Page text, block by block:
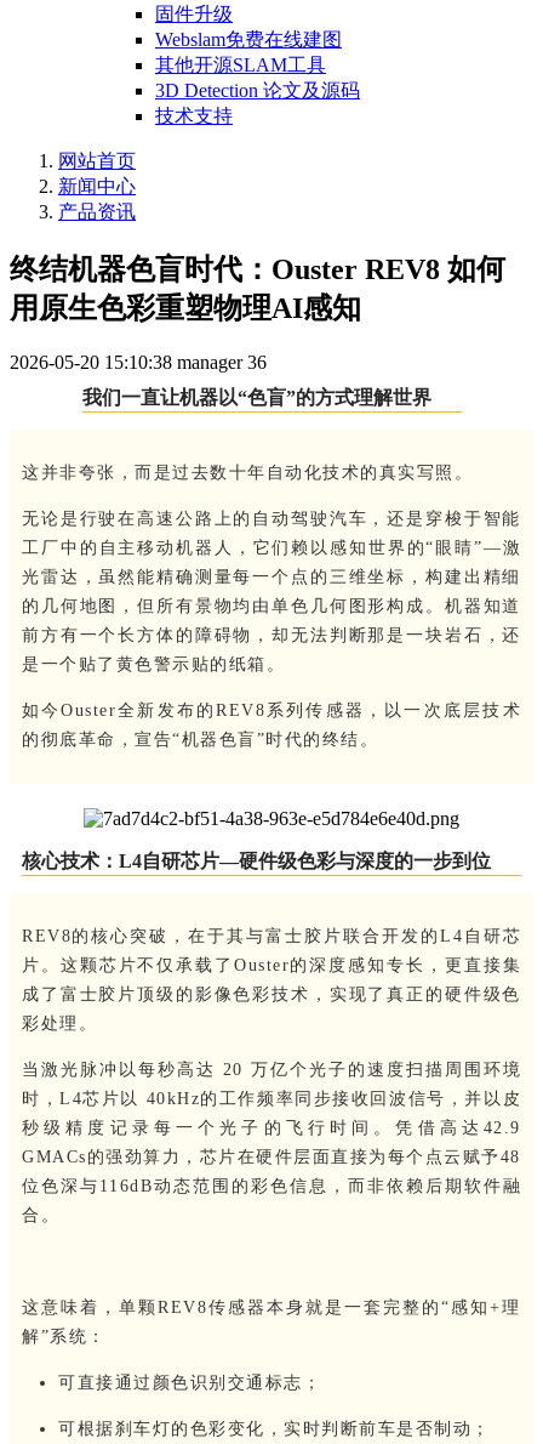
固件升级
Webslam免费在线建图
其他开源SLAM工具
3D Detection 论文及源码
技术支持
网站首页
新闻中心
产品资讯
终结机器色盲时代：Ouster REV8 如何
用原生色彩重塑物理AI感知
2026-05-20 15:10:38 manager 36
我们一直让机器以“色盲”的方式理解世界
这并非夸张，而是过去数十年自动化技术的真实写照。
无论是行驶在高速公路上的自动驾驶汽车，还是穿梭于智能
工厂中的自主移动机器人，它们赖以感知世界的“眼睛”—激
光雷达，虽然能精确测量每一个点的三维坐标，构建出精细
的几何地图，但所有景物均由单色几何图形构成。机器知道
前方有一个长方体的障碍物，却无法判断那是一块岩石，还
是一个贴了黄色警示贴的纸箱。
如今Ouster全新发布的REV8系列传感器，以一次底层技术
的彻底革命，宣告“机器色盲”时代的终结。
核心技术：L4自研芯片—硬件级色彩与深度的一步到位
REV8的核心突破，在于其与富士胶片联合开发的L4自研芯
片。这颗芯片不仅承载了Ouster的深度感知专长，更直接集
成了富士胶片顶级的影像色彩技术，实现了真正的硬件级色
彩处理。
当激光脉冲以每秒高达 20 万亿个光子的速度扫描周围环境
时，L4芯片以 40kHz的工作频率同步接收回波信号，并以皮
秒级精度记录每一个光子的飞行时间。凭借高达42.9
GMACs的强劲算力，芯片在硬件层面直接为每个点云赋予48
位色深与116dB动态范围的彩色信息，而非依赖后期软件融
合。
这意味着，单颗REV8传感器本身就是一套完整的“感知+理
解”系统：
可直接通过颜色识别交通标志；
可根据刹车灯的色彩变化，实时判断前车是否制动；